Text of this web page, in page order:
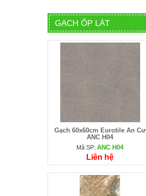
GẠCH ỐP LÁT
Gạch 60x60cm Eurotile An Cư
ANC H04
Mã SP: ANC H04
Liên hệ